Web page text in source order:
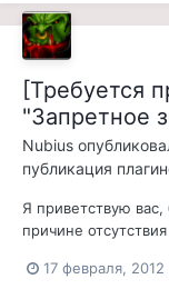
"магической
[Требуется
"Запретное
Nubius
публикация
Я приветствую
причине
природе даедра,
17 февраля, 2012